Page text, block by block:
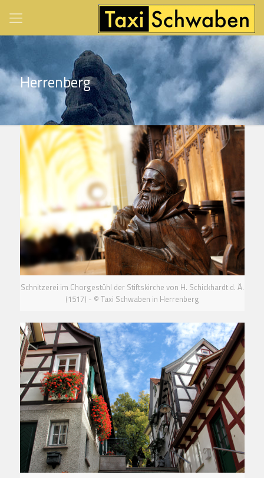
Herrenberg
Schnitzerei im Chorgestühl der Stiftskirche von H. Schickhardt d. Ä.
(1517) - © Taxi Schwaben in Herrenberg